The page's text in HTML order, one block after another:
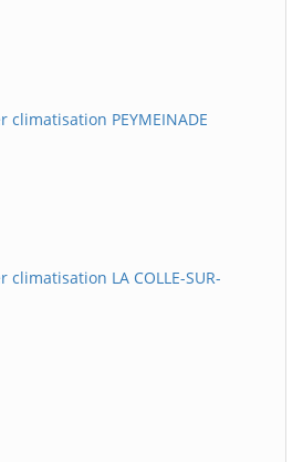
climatisation PEYMEINADE
LA COLLE-SUR-